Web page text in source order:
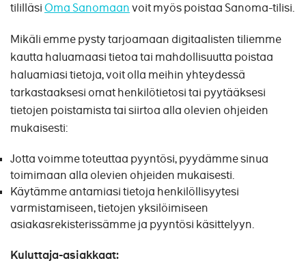
tililläsiOma Sanomaanvoit myös poistaa Sanoma-tilisi.
Mikäli emme pysty tarjoamaan digitaalisten tiliemme
kautta haluamaasi tietoa tai mahdollisuutta poistaa
haluamiasi tietoja, voit olla meihin yhteydessä
tarkastaaksesi omat henkilötietosi tai pyytääksesi
tietojen poistamista tai siirtoa alla olevien ohjeiden
mukaisesti:
Jotta voimme toteuttaa pyyntösi, pyydämme sinua
toimimaan alla olevien ohjeiden mukaisesti.
Käytämme antamiasi tietoja henkilöllisyytesi
varmistamiseen, tietojen yksilöimiseen
asiakasrekisterissämme ja pyyntösi käsittelyyn.
Kuluttaja-asiakkaat: